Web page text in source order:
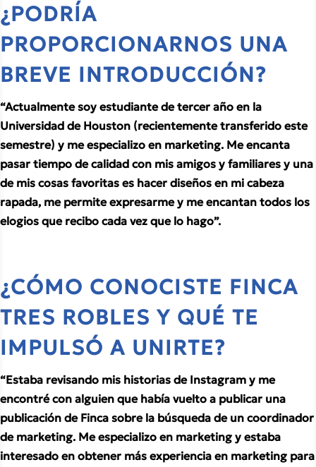
¿PODRÍA
PROPORCIONARNOS UNA
BREVE INTRODUCCIÓN?
“Actualmente soy estudiante de tercer año en la
Universidad de Houston (recientemente transferido este
semestre) y me especializo en marketing. Me encanta
pasar tiempo de calidad con mis amigos y familiares y una
de mis cosas favoritas es hacer diseños en mi cabeza
rapada, me permite expresarme y me encantan todos los
elogios que recibo cada vez que lo hago”.
¿CÓMO CONOCISTE FINCA
TRES ROBLES Y QUÉ TE
IMPULSÓ A UNIRTE?
“Estaba revisando mis historias de Instagram y me
encontré con alguien que había vuelto a publicar una
publicación de Finca sobre la búsqueda de un coordinador
de marketing. Me especializo en marketing y estaba
interesado en obtener más experiencia en marketing para